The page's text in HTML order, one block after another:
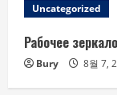
Uncategorized
Рабочее
Bury 8월 7,